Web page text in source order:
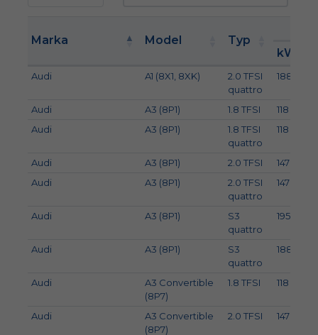
Marka Model Typ
kW
Audi A1 (8X1, 8XK)
2.0 TFSI
quattro
188
Audi A3 (8P1) 1.8 TFSI 118
Audi
A3 (8P1)
1.8 TFSI
quattro
118
Audi A3 (8P1) 2.0 TFSI 147
Audi
A3 (8P1)
2.0 TFSI
quattro
147
Audi A3 (8P1)
S3
quattro
195
Audi A3 (8P1)
S3
quattro
188
Audi
A3 Convertible
(8P7)
1.8 TFSI 118
Audi
A3 Convertible
(8P7)
2.0 TFSI 147